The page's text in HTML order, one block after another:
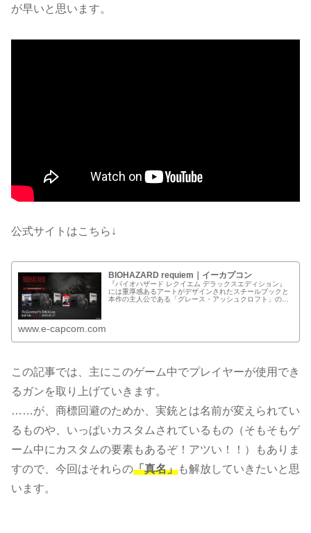
が早いと思います。
公式サイトはこちら↓
BIOHAZARD requiem｜イーカプコン
『バイオハザード レクイエム デラックスエディション』
には重厚感あるアートがデザインされたスチールブックと
本作の主人公である「グレース・アッシュクロフト」の
www.e-capcom.com
この記事では、主にこのゲーム中でプレイヤーが使用でき
るガンを取り上げていきます。
……が、商標回避のためか、実銃とは名前が変えられてい
るものや、いっぱいカスタムされているもの（そもそもゲ
ーム中にカスタムの要素もあるぞ！アツい！！）もありま
すので、今回はそれらの「真名」も解放していきたいと思
います。